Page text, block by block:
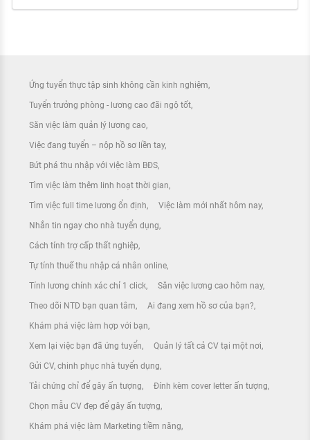
Ứng tuyển thực tập sinh không cần kinh nghiệm
Tuyển trưởng phòng - lương cao đãi ngộ tốt
Săn việc làm quản lý lương cao
Việc đang tuyển – nộp hồ sơ liền tay
Bứt phá thu nhập với việc làm BĐS
Tìm việc làm thêm linh hoạt thời gian
Tìm việc full time lương ổn định Việc làm mới nhất hôm nay
Nhắn tin ngay cho nhà tuyển dụng
Cách tính trợ cấp thất nghiệp
Tự tính thuế thu nhập cá nhân online
Tính lương chính xác chỉ 1 click Săn việc lương cao hôm nay
Theo dõi NTD bạn quan tâm Ai đang xem hồ sơ của bạn?
Khám phá việc làm hợp với bạn
Xem lại việc bạn đã ứng tuyển Quản lý tất cả CV tại một nơi
Gửi CV, chinh phục nhà tuyển dụng
Tải chứng chỉ để gây ấn tượng Đính kèm cover letter ấn tượng
Chọn mẫu CV đẹp để gây ấn tượng
Khám phá việc làm Marketing tiềm năng